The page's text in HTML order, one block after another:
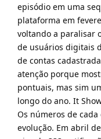
episódio em uma
plataforma em
voltando a paralisar
de usuários digitais
de contas
atenção porque
pontuais, mas sim
longo do ano. It
Os números de
evolução. Em abril